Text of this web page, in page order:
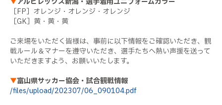
［FP］オレンジ・オレンジ・オレンジ
［GK］黄・黄・黄
ご来場をいただく皆様は、事前に以下情報をご確認いただき、観
戦ルール＆マナーを遵守いただき、選手たちへ熱い声援を送って
いただきますよう、お願いいたします。
▼富山県サッカー協会・試合観戦情報
/files/upload/202307/06_090104.pdf